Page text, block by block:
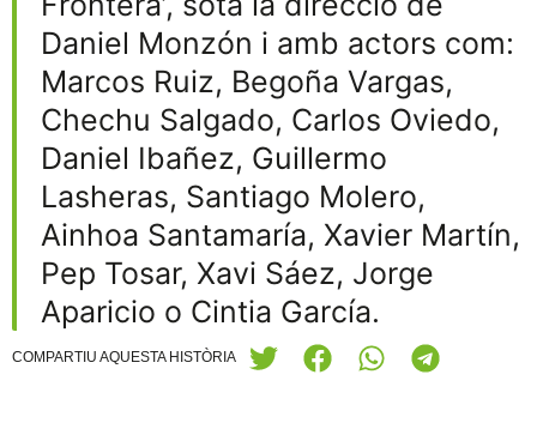
Daniel Monzón i amb actors com:
Marcos Ruiz, Begoña Vargas,
Chechu Salgado, Carlos Oviedo,
Daniel Ibañez, Guillermo
Lasheras, Santiago Molero,
Ainhoa Santamaría, Xavier Martín,
Pep Tosar, Xavi Sáez, Jorge
Aparicio o Cintia García.
COMPARTIU AQUESTA HISTÒRIA